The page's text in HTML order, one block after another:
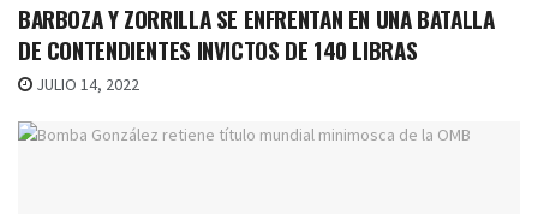
BARBOZA Y ZORRILLA SE ENFRENTAN EN UNA BATALLA
DE CONTENDIENTES INVICTOS DE 140 LIBRAS
JULIO 14, 2022